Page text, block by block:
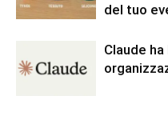
del tuo
Claude